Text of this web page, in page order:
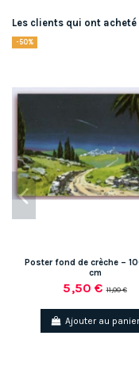
Les clients qui ont
-50%
Poster fond de crèche –
cm
5,50 €11,00 €
Ajouter au panier